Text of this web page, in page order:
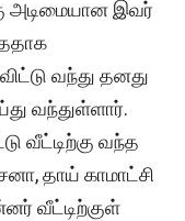
அடிமையான இவர்
வந்து தனது
வந்துள்ளார்.
வீட்டிற்கு வந்த
தாய் காமாட்சி
வீட்டிற்குள்